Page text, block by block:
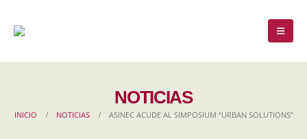
NOTICIAS
INICIO NOTICIAS ASINEC ACUDE AL SIMPOSIUM “URBAN SOLUTIONS”